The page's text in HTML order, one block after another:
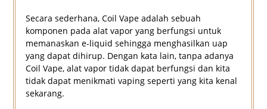
Secara sederhana, Coil Vape adalah sebuah
komponen pada alat vapor yang berfungsi untuk
memanaskan e-liquid sehingga menghasilkan uap
yang dapat dihirup. Dengan kata lain, tanpa adanya
Coil Vape, alat vapor tidak dapat berfungsi dan kita
tidak dapat menikmati vaping seperti yang kita kenal
sekarang.